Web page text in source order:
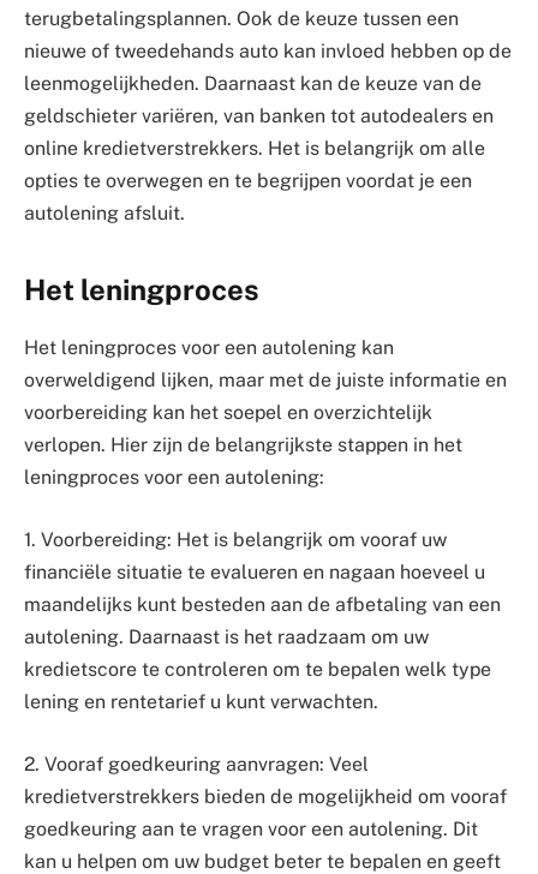
terugbetalingsplannen. Ook de keuze tussen een
nieuwe of tweedehands auto kan invloed hebben op de
leenmogelijkheden. Daarnaast kan de keuze van de
geldschieter variëren, van banken tot autodealers en
online kredietverstrekkers. Het is belangrijk om alle
opties te overwegen en te begrijpen voordat je een
autolening afsluit.
Het leningproces
Het leningproces voor een autolening kan
overweldigend lijken, maar met de juiste informatie en
voorbereiding kan het soepel en overzichtelijk
verlopen. Hier zijn de belangrijkste stappen in het
leningproces voor een autolening:
1. Voorbereiding: Het is belangrijk om vooraf uw
financiële situatie te evalueren en nagaan hoeveel u
maandelijks kunt besteden aan de afbetaling van een
autolening. Daarnaast is het raadzaam om uw
kredietscore te controleren om te bepalen welk type
lening en rentetarief u kunt verwachten.
2. Vooraf goedkeuring aanvragen: Veel
kredietverstrekkers bieden de mogelijkheid om vooraf
goedkeuring aan te vragen voor een autolening. Dit
kan u helpen om uw budget beter te bepalen en geeft